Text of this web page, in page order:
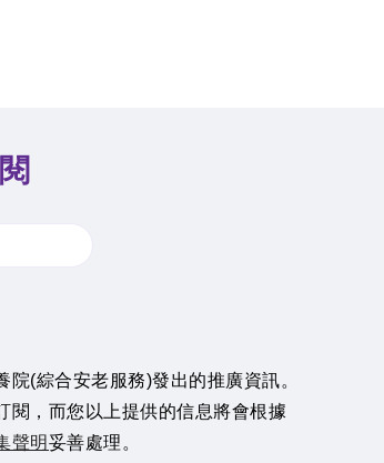
(綜合安老服務)發出的推廣資訊。
閱，而您以上提供的信息將會根據
聲明妥善處理。